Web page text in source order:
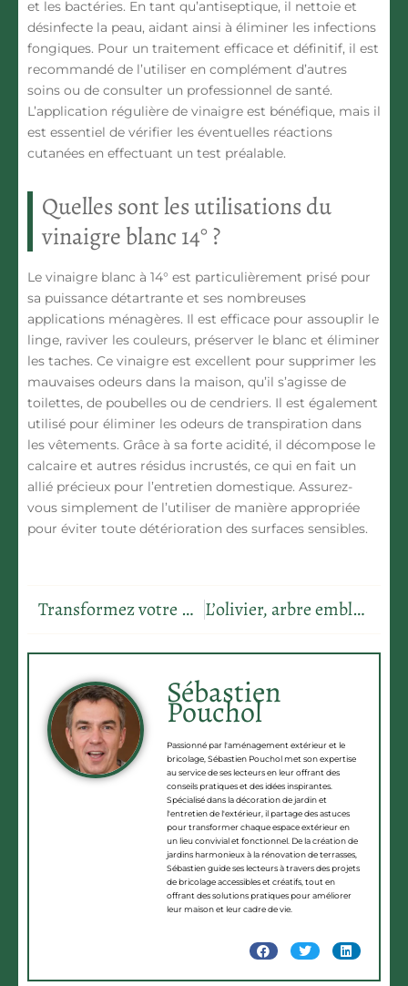
et les bactéries. En tant qu’antiseptique, il nettoie et
désinfecte la peau, aidant ainsi à éliminer les infections
fongiques. Pour un traitement efficace et définitif, il est
recommandé de l’utiliser en complément d’autres
soins ou de consulter un professionnel de santé.
L’application régulière de vinaigre est bénéfique, mais il
est essentiel de vérifier les éventuelles réactions
cutanées en effectuant un test préalable.
Quelles sont les utilisations du
vinaigre blanc 14° ?
Le vinaigre blanc à 14° est particulièrement prisé pour
sa puissance détartrante et ses nombreuses
applications ménagères. Il est efficace pour assouplir le
linge, raviver les couleurs, préserver le blanc et éliminer
les taches. Ce vinaigre est excellent pour supprimer les
mauvaises odeurs dans la maison, qu’il s’agisse de
toilettes, de poubelles ou de cendriers. Il est également
utilisé pour éliminer les odeurs de transpiration dans
les vêtements. Grâce à sa forte acidité, il décompose le
calcaire et autres résidus incrustés, ce qui en fait un
allié précieux pour l’entretien domestique. Assurez-
vous simplement de l’utiliser de manière appropriée
pour éviter toute détérioration des surfaces sensibles.
Transformez votre maison et baissez vos factures grâce à France Rénov L’olivier, arbre emblématique des jardins méditerranéens : plantation, entretien et variétés
Sébastien
Pouchol
Passionné par l'aménagement extérieur et le
bricolage, Sébastien Pouchol met son expertise
au service de ses lecteurs en leur offrant des
conseils pratiques et des idées inspirantes.
Spécialisé dans la décoration de jardin et
l'entretien de l'extérieur, il partage des astuces
pour transformer chaque espace extérieur en
un lieu convivial et fonctionnel. De la création de
jardins harmonieux à la rénovation de terrasses,
Sébastien guide ses lecteurs à travers des projets
de bricolage accessibles et créatifs, tout en
offrant des solutions pratiques pour améliorer
leur maison et leur cadre de vie.